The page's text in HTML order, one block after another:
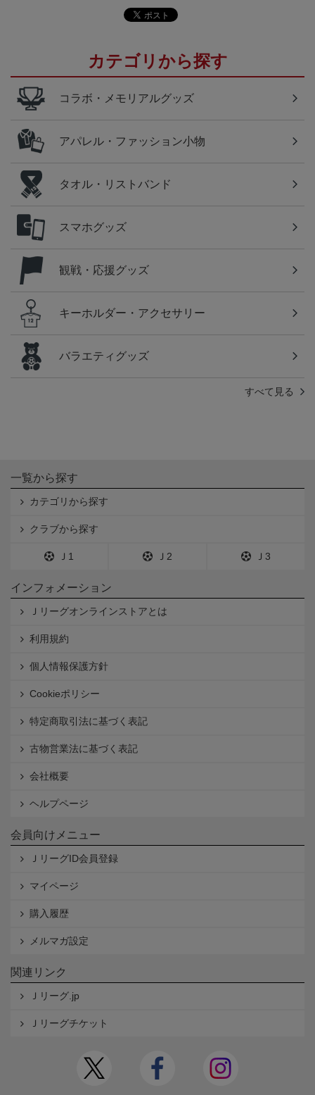
カテゴリから探す
コラボ・メモリアルグッズ
アパレル・ファッション小物
タオル・リストバンド
スマホグッズ
観戦・応援グッズ
キーホルダー・アクセサリー
バラエティグッズ
すべて見る
一覧から探す
カテゴリから探す
クラブから探す
Ｊ1 Ｊ2 Ｊ3
インフォメーション
Ｊリーグオンラインストアとは
利用規約
個人情報保護方針
Cookieポリシー
特定商取引法に基づく表記
古物営業法に基づく表記
会社概要
ヘルプページ
会員向けメニュー
ＪリーグID会員登録
マイページ
購入履歴
メルマガ設定
関連リンク
Ｊリーグ.jp
Ｊリーグチケット